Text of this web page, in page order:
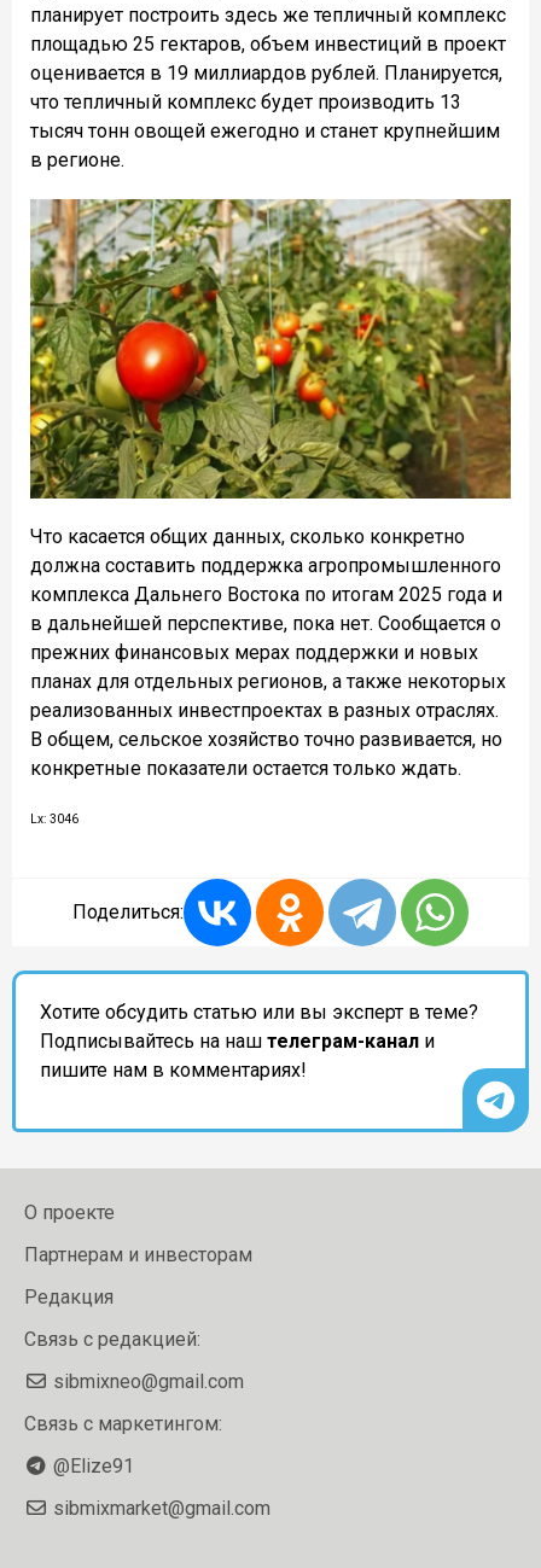
планирует построить здесь же тепличный комплекс
площадью 25 гектаров, объем инвестиций в проект
оценивается в 19 миллиардов рублей. Планируется,
что тепличный комплекс будет производить 13
тысяч тонн овощей ежегодно и станет крупнейшим
в регионе.
Что касается общих данных, сколько конкретно
должна составить поддержка агропромышленного
комплекса Дальнего Востока по итогам 2025 года и
в дальнейшей перспективе, пока нет. Сообщается о
прежних финансовых мерах поддержки и новых
планах для отдельных регионов, а также некоторых
реализованных инвестпроектах в разных отраслях.
В общем, сельское хозяйство точно развивается, но
конкретные показатели остается только ждать.
Lx: 3046
Поделиться:
Хотите обсудить статью или вы эксперт в теме?
Подписывайтесь на наш телеграм-канал и
пишите нам в комментариях!
О проекте
Партнерам и инвесторам
Редакция
Связь с редакцией:
sibmixneo@gmail.com
Связь с маркетингом:
@Elize91
sibmixmarket@gmail.com